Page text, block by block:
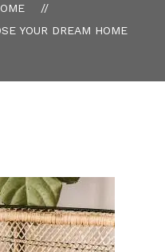
YOUR DREAM HOME